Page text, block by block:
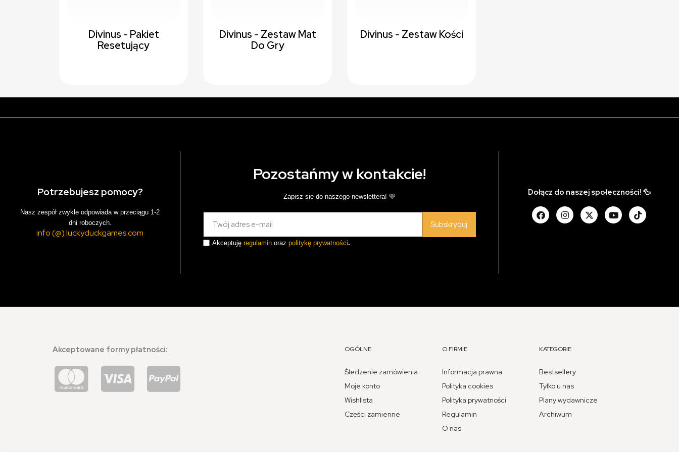
Divinus - Pakiet
Resetujący
Divinus - Zestaw Mat
Do Gry
Divinus - Zestaw Kości
Potrzebujesz pomocy?
Nasz zespół zwykle odpowiada w przeciągu 1-2
dni roboczych.
info (@) luckyduckgames.com
Pozostańmy w kontakcie!
Zapisz się do naszego newslettera! 💛
Subskrybuj
Akceptuję regulamin oraz politykę prywatności.
Dołącz do naszej społeczności! 🦆
Akceptowane formy płatności: OGÓLNE
Śledzenie zamówienia
Moje konto
Wishlista
Części zamienne
O FIRMIE
Informacja prawna
Polityka cookies
Polityka prywatności
Regulamin
O nas
KATEGORIE
Bestsellery
Tylko u nas
Plany wydawnicze
Archiwum